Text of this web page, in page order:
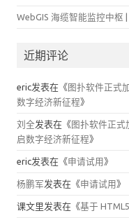
WebGIS 海缆智能监控中枢
近期评论
eric发表在《 图扑软件正式
数字经济新征程》
刘全发表在《 图扑软件正式
启数字经济新征程》
eric发表在《申请试用 》
杨鹏军发表在《申请试用 》
课文里发表在《基于